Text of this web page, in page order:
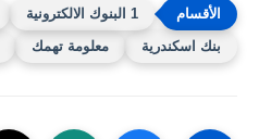
1 البنوك الالكترونية
بنك اسكندرية
معلومة تهمك